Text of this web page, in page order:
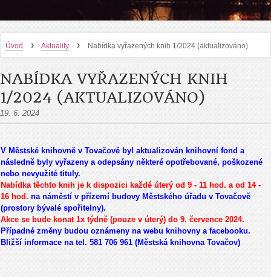
Úvod › Aktuality › Nabídka vyřazených knih 1/2024 (aktualizováno)
NABÍDKA VYŘAZENÝCH KNIH
1/2024 (AKTUALIZOVÁNO)
19. 6. 2024
V Městské knihovně v Tovačově byl aktualizován knihovní fond a
následně byly vyřazeny a odepsány některé opotřebované, poškozené
nebo nevyužité tituly.
Nabídka těchto knih je k dispozici každé úterý od 9 - 11 hod. a od 14 -
16 hod. na náměstí v přízemí budovy Městského úřadu v Tovačově
(prostory bývalé spořitelny).
Akce se bude konat 1x týdně (pouze v úterý) do 9. července 2024.
Případné změny budou oznámeny na webu knihovny a facebooku.
Bližší informace na tel. 581 706 961 (Městská knihovna Tovačov)